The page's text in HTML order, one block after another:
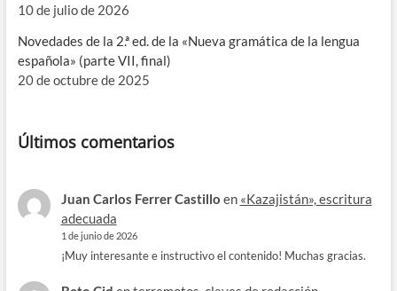
10 de julio de 2026
Novedades de la 2.ª ed. de la «Nueva gramática de la lengua
española» (parte VII, final)
20 de octubre de 2025
Últimos comentarios
Juan Carlos Ferrer Castillo en «Kazajistán», escritura
adecuada
1 de junio de 2026
¡Muy interesante e instructivo el contenido! Muchas gracias.